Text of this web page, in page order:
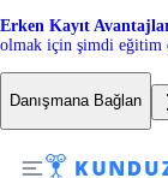
Erken Kayıt
olmak için şimdi eğitim
Danışmana Bağlan